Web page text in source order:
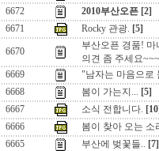
6672
2010부산오픈 [2]
6671
Rocky 관광. [5]
6670
부산오픈 경품! 마
의견 좀 주세요~~~
6669
"남자는 마음으로
6668
봄이 가는지... [5]
6667
소식 전합니다.
6666
봄이 찾아 오는 소
6665
부산에 벚꽃들.. [7]